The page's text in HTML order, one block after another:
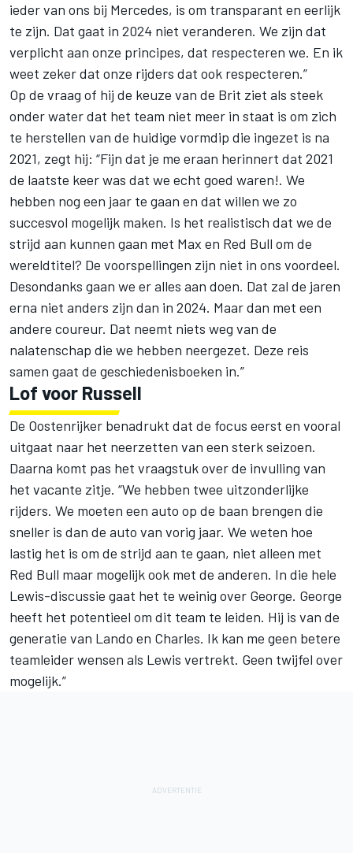
ieder van ons bij Mercedes, is om transparant en eerlijk
te zijn. Dat gaat in 2024 niet veranderen. We zijn dat
verplicht aan onze principes, dat respecteren we. En ik
weet zeker dat onze rijders dat ook respecteren.”
Op de vraag of hij de keuze van de Brit ziet als steek
onder water dat het team niet meer in staat is om zich
te herstellen van de huidige vormdip die ingezet is na
2021, zegt hij: “Fijn dat je me eraan herinnert dat 2021
de laatste keer was dat we echt goed waren!. We
hebben nog een jaar te gaan en dat willen we zo
succesvol mogelijk maken. Is het realistisch dat we de
strijd aan kunnen gaan met Max en Red Bull om de
wereldtitel? De voorspellingen zijn niet in ons voordeel.
Desondanks gaan we er alles aan doen. Dat zal de jaren
erna niet anders zijn dan in 2024. Maar dan met een
andere coureur. Dat neemt niets weg van de
nalatenschap die we hebben neergezet. Deze reis
samen gaat de geschiedenisboeken in.”
Lof voor Russell
De Oostenrijker benadrukt dat de focus eerst en vooral
uitgaat naar het neerzetten van een sterk seizoen.
Daarna komt pas het vraagstuk over de invulling van
het vacante zitje. “We hebben twee uitzonderlijke
rijders. We moeten een auto op de baan brengen die
sneller is dan de auto van vorig jaar. We weten hoe
lastig het is om de strijd aan te gaan, niet alleen met
Red Bull maar mogelijk ook met de anderen. In die hele
Lewis-discussie gaat het te weinig over George. George
heeft het potentieel om dit team te leiden. Hij is van de
generatie van Lando en Charles. Ik kan me geen betere
teamleider wensen als Lewis vertrekt. Geen twijfel over
mogelijk.”